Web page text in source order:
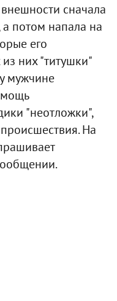
сначала
потом напала на
его
них "титушки"
мужчине
"неотложки",
На